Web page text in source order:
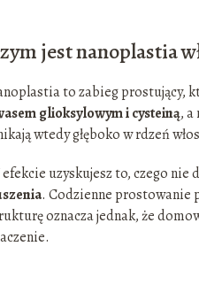
jest nanoplastia
to zabieg prostujący,
glioksylowym i cysteiną,
wtedy głęboko w rdzeń
uzyskujesz to, czego
. Codzienne prostowanie
oznacza jednak, że